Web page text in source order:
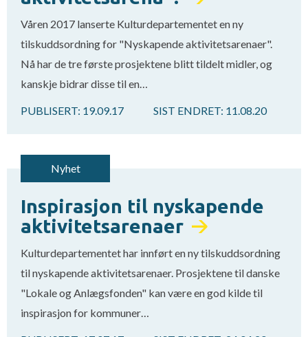
Våren 2017 lanserte Kulturdepartementet en ny
tilskuddsordning for "Nyskapende aktivitetsarenaer".
Nå har de tre første prosjektene blitt tildelt midler, og
kanskje bidrar disse til en…
PUBLISERT: 19.09.17 SIST ENDRET: 11.08.20
Nyhet
Inspirasjon til nyskapende
aktivitetsarenaer
Kulturdepartementet har innført en ny tilskuddsordning
til nyskapende aktivitetsarenaer. Prosjektene til danske
"Lokale og Anlægsfonden" kan være en god kilde til
inspirasjon for kommuner…